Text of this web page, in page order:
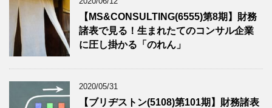
【MS&CONSULTING(6555)第8期】財務
諸表で見る！生まれたてのコンサル企業
に圧し掛かる「のれん」
2020/05/31
【ブリヂストン(5108)第101期】財務諸表